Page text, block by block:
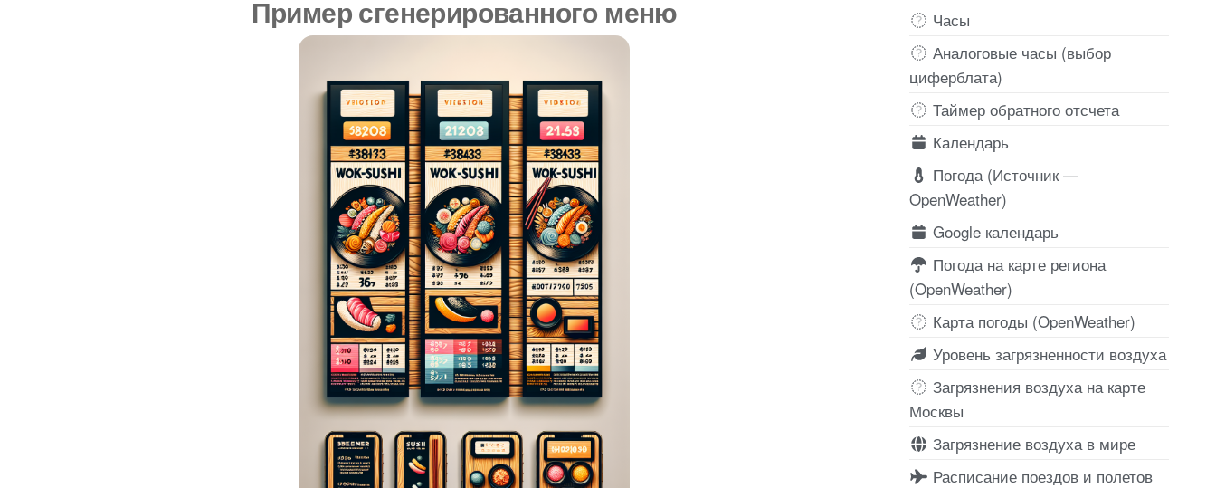
Пример сгенерированного меню
Часы
Аналоговые часы (выбор
циферблата)
Таймер обратного отсчета
Календарь
Погода (Источник —
OpenWeather)
Google календарь
Погода на карте региона
(OpenWeather)
Карта погоды (OpenWeather)
Уровень загрязненности воздуха
Загрязнения воздуха на карте
Москвы
Загрязнение воздуха в мире
Расписание поездов и полетов